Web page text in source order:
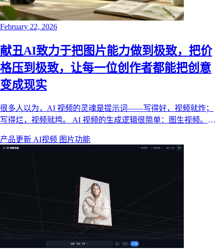
February 22, 2026
献丑AI致力于把图片能力做到极致，把价
格压到极致，让每一位创作者都能把创意
变成现实
很多人以为，AI 视频的灵魂是提示词——写得好，视频就炸；
写得烂，视频就垮。 AI 视频的生成逻辑很简单：图生视频。模
再天花乱坠，最终都要落到一张张分镜图上——图片质量直接决
定了视频质量。
产品更新 AI视频 图片功能